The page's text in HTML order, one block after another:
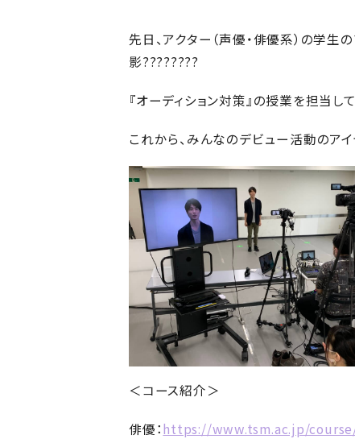
先日、アクター（声優・俳優系）の学
影????????
『オーディション対策』の授業を担当し
これから、みんなのデビュー活動のア
＜コース紹介＞
俳優：https://www.tsm.ac.jp/